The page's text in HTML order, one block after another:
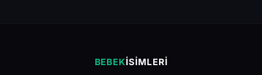
BEBEKİSIMLERI